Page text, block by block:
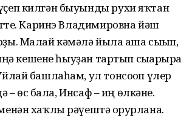
килгән быуынды рухи яҡтан
Каринэ Владимировна йәш
Малай кәмәлә йылға аша сығып,
кешене һыуҙан тартып сығарырға
башлаһам, ул тонсоғоп үлер
– өс бала, Инсаф – иң өлкәне.
хаҡлы рәүештә ғорурлана.